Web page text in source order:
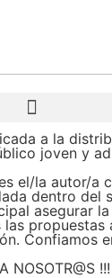
a la
joven y
el/la autor/a
dentro del
asegurar
propuestas
Confiamos
NOSOTR@S